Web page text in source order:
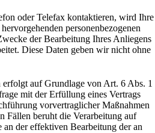
oder Telefax kontaktieren, wird Ihre
personenbezogenen
der Bearbeitung Ihres Anliegens
Diese Daten geben wir nicht ohne
auf Grundlage von Art. 6 Abs. 1
mit der Erfüllung eines Vertrags
vorvertraglicher Maßnahmen
Fällen beruht die Verarbeitung auf
an der effektiven Bearbeitung der an